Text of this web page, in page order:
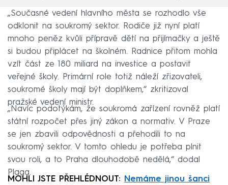
„Současné vedení hlavního města se rozhodlo vše
odklonit na soukromý sektor. Rodiče již nyní platí
mnoho peněz kvůli přípravě dětí na přijímačky a ještě
si budou připlácet na školném. Radnice přitom mohla
vzít část ze 180 miliard na investice a postavit
veřejné školy. Primární role totiž náleží zřizovateli,
soukromé školy mají být doplňkem,“ zkritizoval
pražské vedení ministr.
„Navíc podotýkám, že soukromá zařízení rovněž platí
státní rozpočet přes jiný zákon a normativ. V Praze
se jen zbavili odpovědnosti a přehodili to na
soukromý sektor. V tomto ohledu je potřeba plnit
svou roli, a to Praha dlouhodobě nedělá,“ dodal
Plaga.
MOHLI JSTE PŘEHLÉDNOUT:
Nemáme jinou šanci